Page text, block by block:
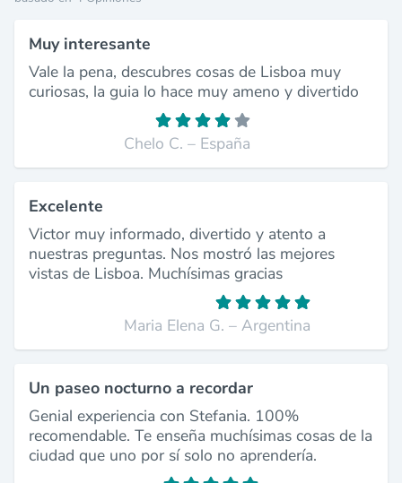
Muy interesante
Vale la pena, descubres cosas de Lisboa muy
curiosas, la guia lo hace muy ameno y divertido
Chelo C. – España
Excelente
Victor muy informado, divertido y atento a
nuestras preguntas. Nos mostró las mejores
vistas de Lisboa. Muchísimas gracias
Maria Elena G. – Argentina
Un paseo nocturno a recordar
Genial experiencia con Stefania. 100%
recomendable. Te enseña muchísimas cosas de la
ciudad que uno por sí solo no aprendería.